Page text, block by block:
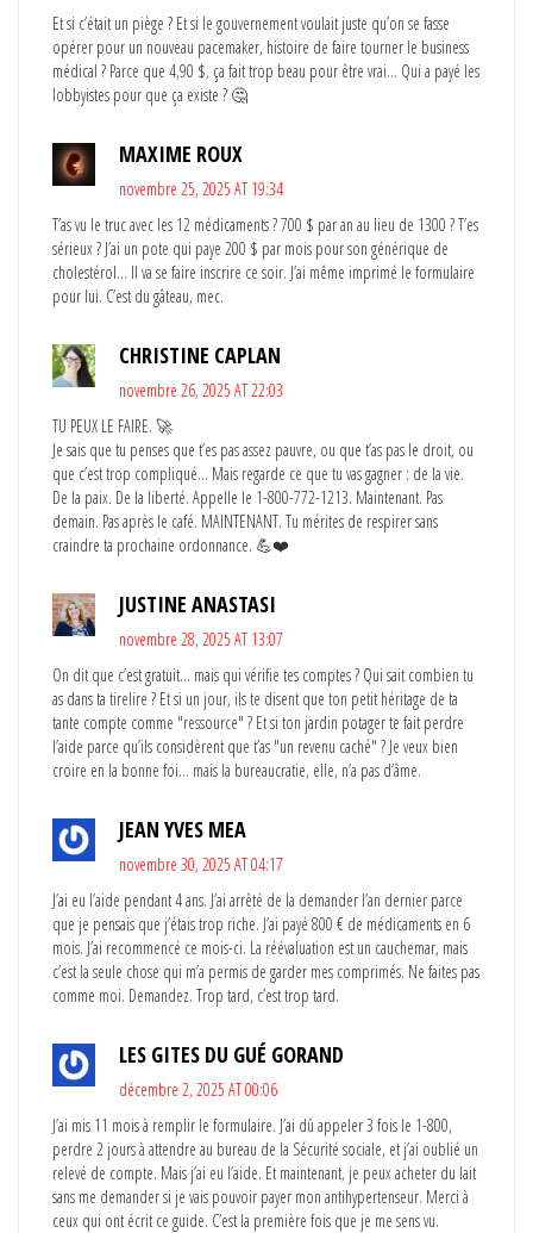
Et si c’était un piège ? Et si le gouvernement voulait juste qu’on se fasse
opérer pour un nouveau pacemaker, histoire de faire tourner le business
médical ? Parce que 4,90 $, ça fait trop beau pour être vrai… Qui a payé les
lobbyistes pour que ça existe ? 🤔
MAXIME ROUX
novembre 25, 2025 AT 19:34
T’as vu le truc avec les 12 médicaments ? 700 $ par an au lieu de 1300 ? T’es
sérieux ? J’ai un pote qui paye 200 $ par mois pour son générique de
cholestérol… Il va se faire inscrire ce soir. J’ai même imprimé le formulaire
pour lui. C’est du gâteau, mec.
CHRISTINE CAPLAN
novembre 26, 2025 AT 22:03
TU PEUX LE FAIRE. 🚀
Je sais que tu penses que t’es pas assez pauvre, ou que t’as pas le droit, ou
que c’est trop compliqué… Mais regarde ce que tu vas gagner : de la vie.
De la paix. De la liberté. Appelle le 1-800-772-1213. Maintenant. Pas
demain. Pas après le café. MAINTENANT. Tu mérites de respirer sans
craindre ta prochaine ordonnance. 💪❤️
JUSTINE ANASTASI
novembre 28, 2025 AT 13:07
On dit que c’est gratuit… mais qui vérifie tes comptes ? Qui sait combien tu
as dans ta tirelire ? Et si un jour, ils te disent que ton petit héritage de ta
tante compte comme "ressource" ? Et si ton jardin potager te fait perdre
l’aide parce qu’ils considèrent que t’as "un revenu caché" ? Je veux bien
croire en la bonne foi… mais la bureaucratie, elle, n’a pas d’âme.
JEAN YVES MEA
novembre 30, 2025 AT 04:17
J’ai eu l’aide pendant 4 ans. J’ai arrêté de la demander l’an dernier parce
que je pensais que j’étais trop riche. J’ai payé 800 € de médicaments en 6
mois. J’ai recommencé ce mois-ci. La réévaluation est un cauchemar, mais
c’est la seule chose qui m’a permis de garder mes comprimés. Ne faites pas
comme moi. Demandez. Trop tard, c’est trop tard.
LES GITES DU GUÉ GORAND
décembre 2, 2025 AT 00:06
J’ai mis 11 mois à remplir le formulaire. J’ai dû appeler 3 fois le 1-800,
perdre 2 jours à attendre au bureau de la Sécurité sociale, et j’ai oublié un
relevé de compte. Mais j’ai eu l’aide. Et maintenant, je peux acheter du lait
sans me demander si je vais pouvoir payer mon antihypertenseur. Merci à
ceux qui ont écrit ce guide. C’est la première fois que je me sens vu.